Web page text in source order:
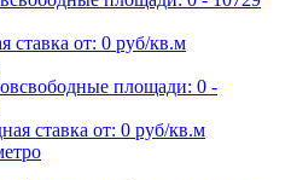
ставка от: 0 руб/кв.м
свободные площади: 0 -
ставка от: 0 руб/кв.м